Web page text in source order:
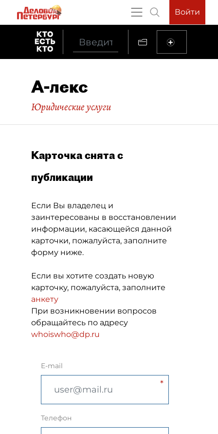
Войти
А-лекс
Юридические услуги
Карточка снята с
публикации
Если Вы владелец и
заинтересованы в восстановлении
информации, касающейся данной
карточки, пожалуйста, заполните
форму ниже.
Если вы хотите создать новую
карточку, пожалуйста, заполните
анкету
При возникновении вопросов
обращайтесь по адресу
whoiswho@dp.ru
E-mail
Телефон